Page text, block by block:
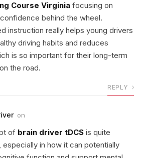
Course Virginia focusing on
behind the wheel.
instruction really helps young drivers
driving habits and reduces
is so important for their long-term
the road.
REPLY
on
of brain driver tDCS is quite
especially in how it can potentially